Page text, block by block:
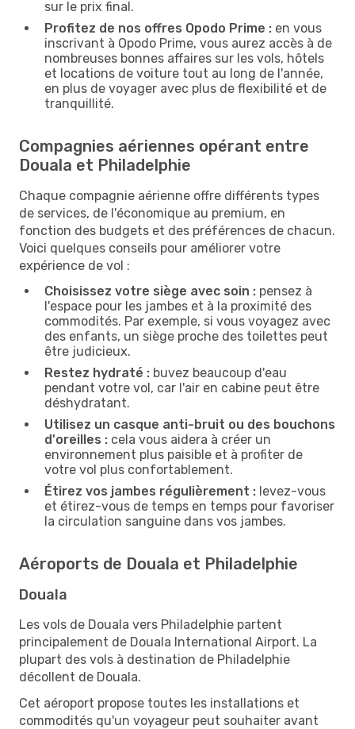
sur le prix final.
Profitez de nos offres Opodo Prime : en vous
inscrivant à Opodo Prime, vous aurez accès à de
nombreuses bonnes affaires sur les vols, hôtels
et locations de voiture tout au long de l'année,
en plus de voyager avec plus de flexibilité et de
tranquillité.
Compagnies aériennes opérant entre
Douala et Philadelphie
Chaque compagnie aérienne offre différents types
de services, de l'économique au premium, en
fonction des budgets et des préférences de chacun.
Voici quelques conseils pour améliorer votre
expérience de vol :
Choisissez votre siège avec soin : pensez à
l'espace pour les jambes et à la proximité des
commodités. Par exemple, si vous voyagez avec
des enfants, un siège proche des toilettes peut
être judicieux.
Restez hydraté : buvez beaucoup d'eau
pendant votre vol, car l'air en cabine peut être
déshydratant.
Utilisez un casque anti-bruit ou des bouchons
d'oreilles : cela vous aidera à créer un
environnement plus paisible et à profiter de
votre vol plus confortablement.
Étirez vos jambes régulièrement : levez-vous
et étirez-vous de temps en temps pour favoriser
la circulation sanguine dans vos jambes.
Aéroports de Douala et Philadelphie
Douala
Les vols de Douala vers Philadelphie partent
principalement de Douala International Airport. La
plupart des vols à destination de Philadelphie
décollent de Douala.
Cet aéroport propose toutes les installations et
commodités qu'un voyageur peut souhaiter avant